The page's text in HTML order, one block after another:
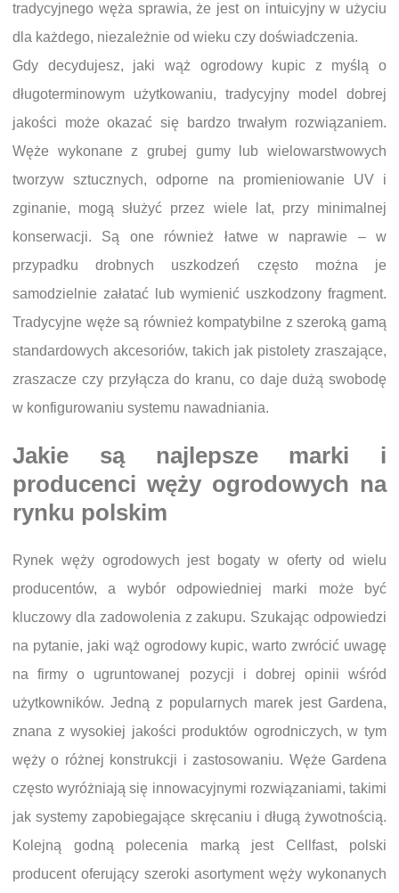
tradycyjnego węża sprawia, że jest on intuicyjny w użyciu
dla każdego, niezależnie od wieku czy doświadczenia.
Gdy decydujesz, jaki wąż ogrodowy kupic z myślą o
długoterminowym użytkowaniu, tradycyjny model dobrej
jakości może okazać się bardzo trwałym rozwiązaniem.
Węże wykonane z grubej gumy lub wielowarstwowych
tworzyw sztucznych, odporne na promieniowanie UV i
zginanie, mogą służyć przez wiele lat, przy minimalnej
konserwacji. Są one również łatwe w naprawie – w
przypadku drobnych uszkodzeń często można je
samodzielnie załatać lub wymienić uszkodzony fragment.
Tradycyjne węże są również kompatybilne z szeroką gamą
standardowych akcesoriów, takich jak pistolety zraszające,
zraszacze czy przyłącza do kranu, co daje dużą swobodę
w konfigurowaniu systemu nawadniania.
Jakie są najlepsze marki i
producenci węży ogrodowych na
rynku polskim
Rynek węży ogrodowych jest bogaty w oferty od wielu
producentów, a wybór odpowiedniej marki może być
kluczowy dla zadowolenia z zakupu. Szukając odpowiedzi
na pytanie, jaki wąż ogrodowy kupic, warto zwrócić uwagę
na firmy o ugruntowanej pozycji i dobrej opinii wśród
użytkowników. Jedną z popularnych marek jest Gardena,
znana z wysokiej jakości produktów ogrodniczych, w tym
węży o różnej konstrukcji i zastosowaniu. Węże Gardena
często wyróżniają się innowacyjnymi rozwiązaniami, takimi
jak systemy zapobiegające skręcaniu i długą żywotnością.
Kolejną godną polecenia marką jest Cellfast, polski
producent oferujący szeroki asortyment węży wykonanych